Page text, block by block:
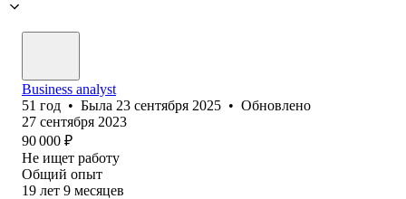
Business analyst
51 год • Была 23 сентября 2025 • Обновлено
27 сентября 2023
90 000 ₽
Не ищет работу
Общий опыт
19 лет 9 месяцев